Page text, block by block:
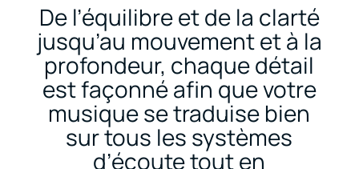
De l’équilibre et de la clarté
jusqu’au mouvement et à la
profondeur, chaque détail
est façonné afin que votre
musique se traduise bien
sur tous les systèmes
d’écoute tout en